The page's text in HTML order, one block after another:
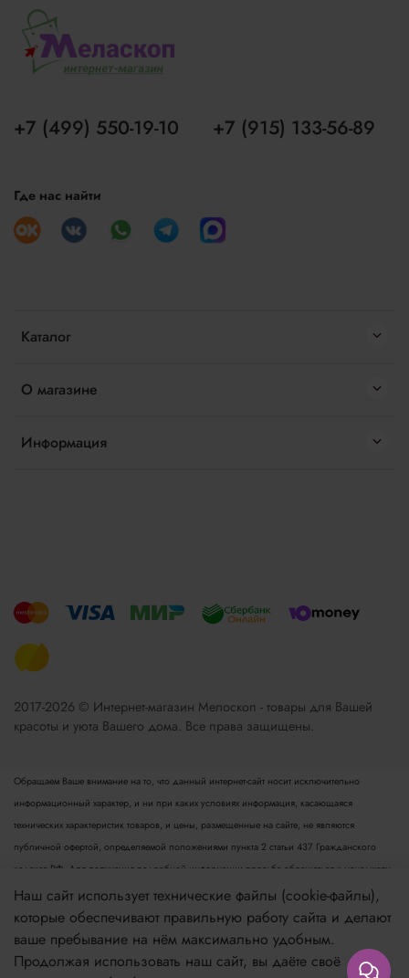
Каталог
О магазине
Информация
+7 (499) 550-19-10 +7 (915) 133-56-89
Где нас найти
2017-2026 © Интернет-магазин Мелоскоп - товары для Вашей
красоты и уюта Вашего дома. Все права защищены.
Обращаем Ваше внимание на то, что данный интернет-сайт носит исключительно
информационный характер, и ни при каких условиях информация, касающаяся
технических характеристик товаров, и цены, размещенные на сайте, не являются
публичной офертой, определяемой положениями пункта 2 статьи 437 Гражданского
кодекса РФ. Для получения подробной информации просьба обращаться к менеджеру.
Опубликованная на данном сайте информация может быть изменена в любое время без
предварительного уведомления.
Если вы заметили ошибку в описании, пожалуйста, сообщите нам по адресу
zakaz@meloskop.ru
Наш сайт использует технические файлы (cookie-файлы),
которые обеспечивают правильную работу сайта и делают
ваше пребывание на нём максимально удобным.
Продолжая использовать наш сайт, вы даёте своё